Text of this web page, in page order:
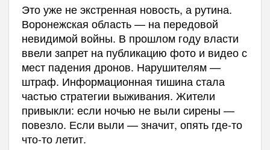
Это уже не экстренная новость, а рутина.
Воронежская область — на передовой
невидимой войны. В прошлом году власти
ввели запрет на публикацию фото и видео с
мест падения дронов. Нарушителям —
штраф. Информационная тишина стала
частью стратегии выживания. Жители
привыкли: если ночью не выли сирены —
повезло. Если выли — значит, опять где-то
что-то летит.